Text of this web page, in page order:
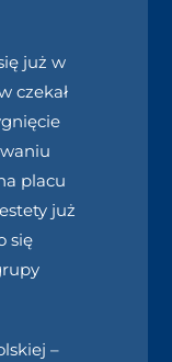
już w
czekał
placu
już
się
–